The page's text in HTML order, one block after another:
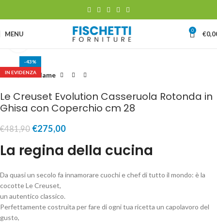
MENU 0 €
-43%
IN EVIDENZA
Clicca per ingrandire
Home Pentolame
Le Creuset Evolution Casseruola Rotonda in
Ghisa con Coperchio cm 28
€481,90 €275,00
La regina della cucina
Da quasi un secolo fa innamorare cuochi e chef di tutto il mondo: è la
cocotte Le Creuset,
un autentico classico.
Perfettamente costruita per fare di ogni tua ricetta un capolavoro del
gusto,